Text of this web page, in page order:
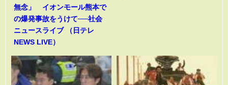
無念」 イオンモール熊本で
の爆発事故をうけて──社会
ニュースライブ （日テレ
NEWS LIVE）